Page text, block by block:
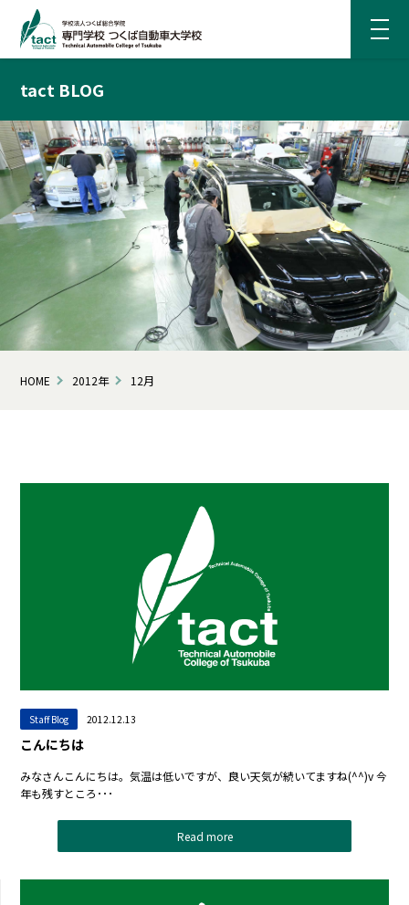
tact BLOG
HOME 2012年 12月
Staff Blog 2012.12.13
こんにちは
みなさんこんにちは。気温は低いですが、良い天気が続いてますね(^^)v 今
年も残すところ･･･
Read more